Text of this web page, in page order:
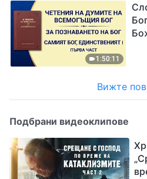
1:50:11
Вижте
Подбрани видеоклипове